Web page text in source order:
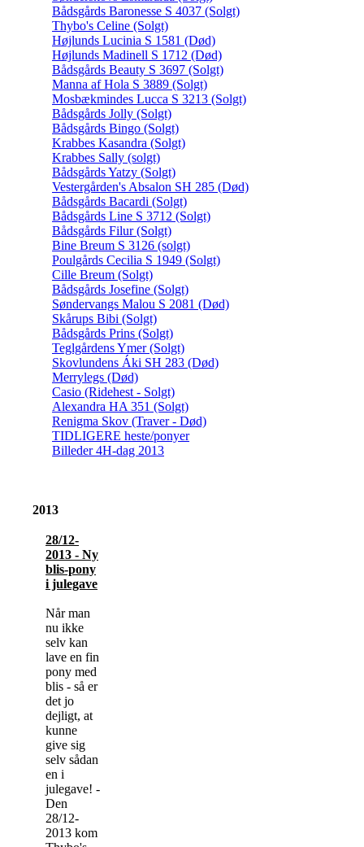
Bådsgårds Baronesse S 4037 (Solgt)
Thybo's Celine (Solgt)
Højlunds Lucinia S 1581 (Død)
Højlunds Madinell S 1712 (Død)
Bådsgårds Beauty S 3697 (Solgt)
Manna af Hola S 3889 (Solgt)
Mosbækmindes Lucca S 3213 (Solgt)
Bådsgårds Jolly (Solgt)
Bådsgårds Bingo (Solgt)
Krabbes Kasandra (Solgt)
Krabbes Sally (solgt)
Bådsgårds Yatzy (Solgt)
Vestergården's Absalon SH 285 (Død)
Bådsgårds Bacardi (Solgt)
Bådsgårds Line S 3712 (Solgt)
Bådsgårds Filur (Solgt)
Bine Breum S 3126 (solgt)
Poulgårds Cecilia S 1949 (Solgt)
Cille Breum (Solgt)
Bådsgårds Josefine (Solgt)
Søndervangs Malou S 2081 (Død)
Skårups Bibi (Solgt)
Bådsgårds Prins (Solgt)
Teglgårdens Ymer (Solgt)
Skovlundens Áki SH 283 (Død)
Merrylegs (Død)
Casio (Ridehest - Solgt)
Alexandra HA 351 (Solgt)
Renigma Skov (Traver - Død)
TIDLIGERE heste/ponyer
Billeder 4H-dag 2013
2013
28/12-
2013 - Ny
blis-pony
i julegave
Når man
nu ikke
selv kan
lave en fin
pony med
blis - så er
det jo
dejligt, at
kunne
give sig
selv sådan
en i
julegave! -
Den
28/12-
2013 kom